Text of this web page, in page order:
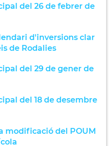
del 26 de febrer de
d'inversions clar
de Rodalies
del 29 de gener de
del 18 de desembre
modificació del POUM